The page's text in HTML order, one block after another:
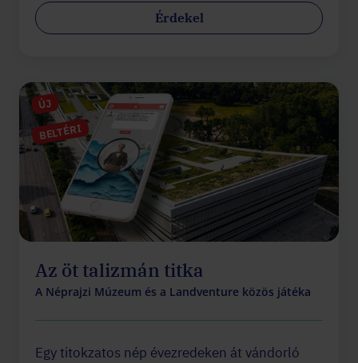
Érdekel
ÚJ
BELTÉRI
Az öt talizmán titka
A Néprajzi Múzeum és a Landventure közös játéka
Egy titokzatos nép évezredeken át vándorló